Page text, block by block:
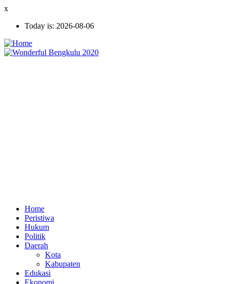
Skip
main
x
Today is: 2026-08-06
Ekonomi
Home
Peristiwa
Hukum
Politik
Daerah
Kota
Kabupaten
Edukasi
Ekonomi